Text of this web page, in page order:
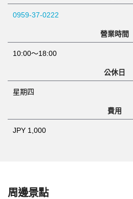
0959-37-0222
營業時間
10:00～18:00
公休日
星期四
費用
JPY 1,000
周邊景點